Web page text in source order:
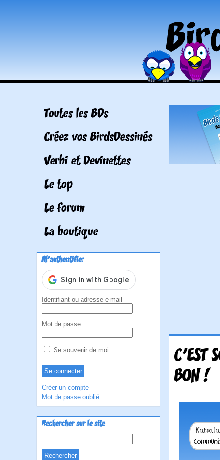
Toutes les BDs
Créez vos BirdsDessinés
Verbi et Devinettes
Le top
Le forum
La boutique
M'authentifier
Identifiant ou adresse e-mail
Mot de passe
Se souvenir de moi
Créer un compte
Mot de passe oublié
Rechercher sur le site
C'EST
BON !